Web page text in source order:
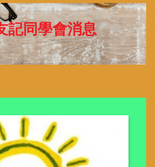
記同學會消息